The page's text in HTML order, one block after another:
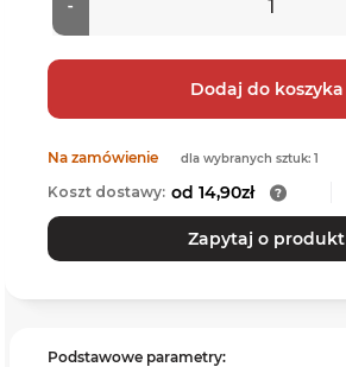
Na zamówienie dla wybranych sztuk: 1
Koszt dostawy: od 14,90zł
Zapytaj o produkt
Podstawowe parametry: